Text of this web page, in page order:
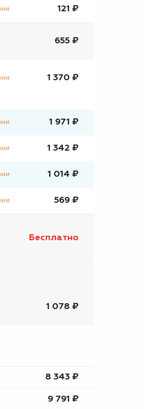
121 ₽
655 ₽
1 370 ₽
1 971 ₽
1 342 ₽
1 014 ₽
569 ₽
Бесплатно
1 078 ₽
8 343 ₷
9 791 ₷